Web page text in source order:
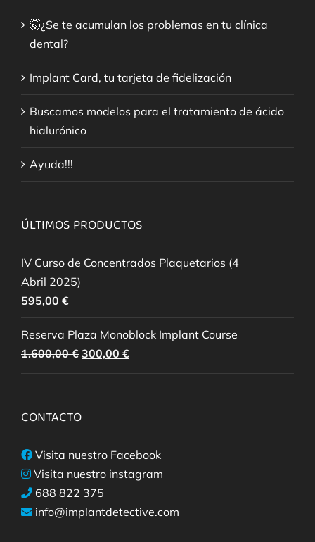
🤯¿Se te acumulan los problemas en tu clínica
dental?
Implant Card, tu tarjeta de fidelización
Buscamos modelos para el tratamiento de ácido
hialurónico
Ayuda!!!
ÚLTIMOS PRODUCTOS
IV Curso de Concentrados Plaquetarios (4
Abril 2025)
595,00 €
Reserva Plaza Monoblock Implant Course
1.600,00€ El
precio
300,00 €
precio
CONTACTO
Visita nuestro Facebook
Visita nuestro instagram
688 822 375
info@implantdetective.com